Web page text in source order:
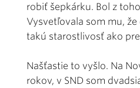
robiť šepkárku. Bol z
Vysvetľovala som mu,
takú starostlivosť ako
Našťastie to vyšlo. Na
rokov, v SND som